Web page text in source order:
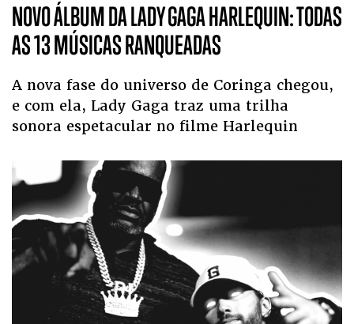
NOVO ÁLBUM DA LADY GAGA HARLEQUIN: TODAS
AS 13 MÚSICAS RANQUEADAS
A nova fase do universo de Coringa chegou,
e com ela, Lady Gaga traz uma trilha
sonora espetacular no filme Harlequin